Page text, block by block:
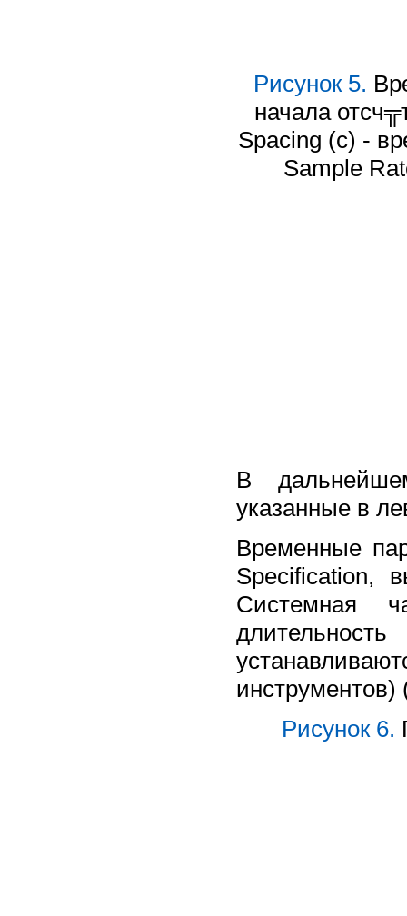
Рисунок 5.
начала
Spacing (с) -
Sample
В
указанные в
Временные
Specification,
Системная
инструментов)
Рисунок 6.